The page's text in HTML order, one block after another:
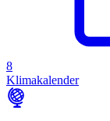
8
Klimakalender